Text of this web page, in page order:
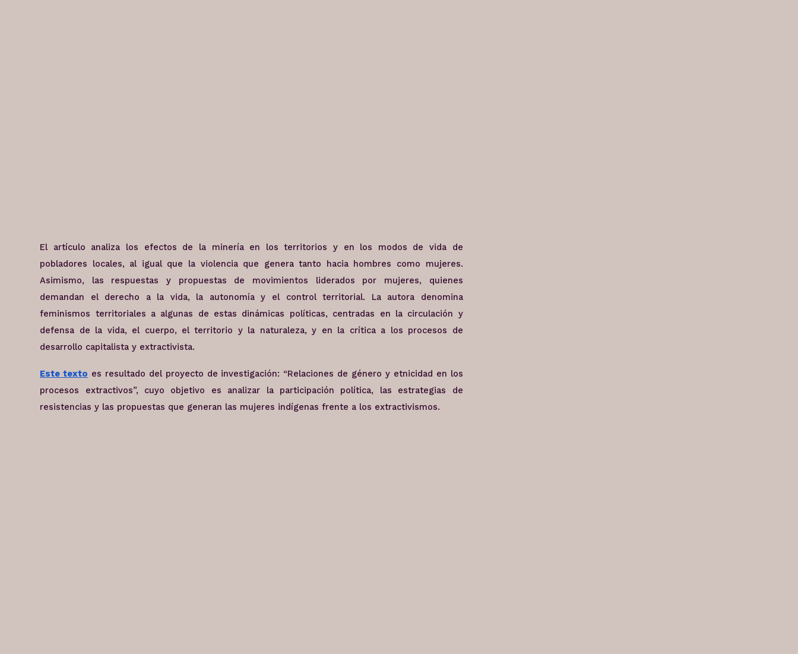
El artículo analiza los efectos de la minería en los territorios y en los modos de vida de
pobladores locales, al igual que la violencia que genera tanto hacia hombres como mujeres.
Asimismo, las respuestas y propuestas de movimientos liderados por mujeres, quienes
demandan el derecho a la vida, la autonomía y el control territorial. La autora denomina
feminismos territoriales a algunas de estas dinámicas políticas, centradas en la circulación y
defensa de la vida, el cuerpo, el territorio y la naturaleza, y en la crítica a los procesos de
desarrollo capitalista y extractivista.
Este texto es resultado del proyecto de investigación: “Relaciones de género y etnicidad en los
procesos extractivos”, cuyo objetivo es analizar la participación política, las estrategias de
resistencias y las propuestas que generan las mujeres indígenas frente a los extractivismos.